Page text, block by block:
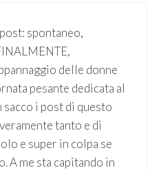
spontaneo,
delle donne
pesante dedicata al
i post di questo
tanto e di
e super in colpa se
A me sta capitando in